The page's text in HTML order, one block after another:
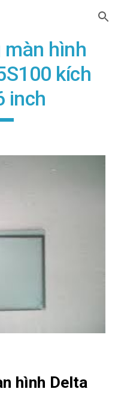
Skip to navigation
hình
kích
inch
hình Delta